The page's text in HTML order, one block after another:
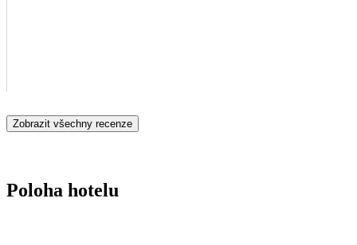
Zobrazit všechny recenze
Poloha hotelu